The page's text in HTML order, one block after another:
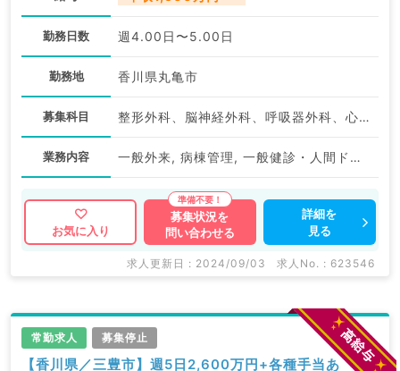
勤務日数 週4.00日〜5.00日
勤務地 香川県丸亀市
募集科目 整形外科、脳神経外科、呼吸器外科、心臓血管外科、外科系全般、一般外科、消化器外科
業務内容 一般外来, 病棟管理, 一般健診・人間ドック
お気に入り
募集状況を
問い合わせる
詳細を
見る
求人更新日 : 2024/09/03 求人No. : 623546
常勤求人 募集停止
【香川県／三豊市】週5日2,600万円+各種手当あ